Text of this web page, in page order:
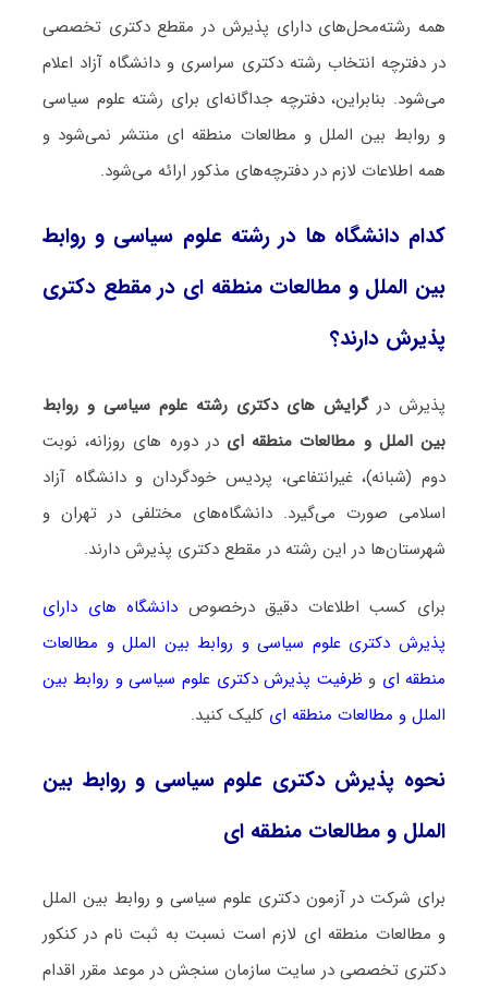
همه رشته‌محل‌های دارای پذیرش در مقطع دکتری تخصصی
در دفترچه انتخاب رشته دکتری سراسری و دانشگاه آزاد اعلام
می‌شود. بنابراین، دفترچه جداگانه‌ای برای رشته ﻋﻠﻮم ﺳﻴﺎسی
و رواﺑﻂ بین اﻟﻤﻠﻞ و مطالعات منطقه ای منتشر نمی‌شود و
همه اطلاعات لازم در دفترچه‌های مذکور ارائه می‌شود.
کدام دانشگاه ها در رشته ﻋﻠﻮم ﺳﻴﺎسی و رواﺑﻂ
بین اﻟﻤﻠﻞ و مطالعات منطقه ای در مقطع دکتری
پذیرش دارند؟
پذیرش درگرایش های دکتری رشته ﻋﻠﻮم ﺳﻴﺎسی و رواﺑﻂ
بین اﻟﻤﻠﻞ و مطالعات منطقه ای در دوره های روزانه، نوبت
دوم (شبانه)، غیرانتفاعی، پردیس خودگردان و دانشگاه آزاد
اسلامی صورت می‌گیرد. دانشگاه‌های مختلفی در تهران و
شهرستان‌ها در این رشته در مقطع دکتری پذیرش دارند.
برای کسب اطلاعات دقیق درخصوص دانشگاه های دارای
پذیرش دکتری ﻋﻠﻮم ﺳﻴﺎسی و رواﺑﻂ بین اﻟﻤﻠﻞ و مطالعات
منطقه ای و ظرفیت پذیرش دکتری ﻋﻠﻮم ﺳﻴﺎسی و رواﺑﻂ بین
اﻟﻤﻠﻞ و مطالعات منطقه ای کلیک کنید.
نحوه پذیرش دکتری ﻋﻠﻮم ﺳﻴﺎسی و رواﺑﻂ بین
اﻟﻤﻠﻞ و مطالعات منطقه ای
برای شرکت در آزمون دکتری ﻋﻠﻮم ﺳﻴﺎسی و رواﺑﻂ بین اﻟﻤﻠﻞ
و مطالعات منطقه ای لازم است نسبت به ثبت نام در کنکور
دکتری تخصصی در سایت سازمان سنجش در موعد مقرر اقدام